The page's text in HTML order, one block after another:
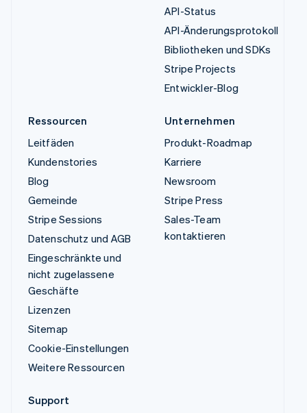
API-Status
API-Änderungsprotokoll
Bibliotheken und SDKs
Stripe Projects
Entwickler-Blog
Ressourcen
Leitfäden
Kundenstories
Blog
Gemeinde
Stripe Sessions
Datenschutz und AGB
Eingeschränkte und
nicht zugelassene
Geschäfte
Lizenzen
Sitemap
Cookie-Einstellungen
Weitere Ressourcen
Unternehmen
Produkt-Roadmap
Karriere
Newsroom
Stripe Press
Sales-Team
kontaktieren
Support